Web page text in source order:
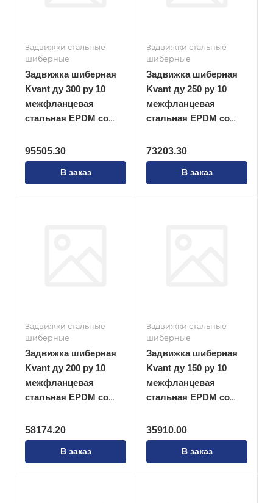
Задвижки стальные
шиберные
Задвижка шиберная
Kvant ду 300 ру 10
межфланцевая
стальная EPDM со
95505.30
В заказ
Задвижки стальные
шиберные
Задвижка шиберная
Kvant ду 250 ру 10
межфланцевая
стальная EPDM со
73203.30
В заказ
Задвижки стальные
шиберные
Задвижка шиберная
Kvant ду 200 ру 10
межфланцевая
стальная EPDM со
58174.20
В заказ
Задвижки стальные
шиберные
Задвижка шиберная
Kvant ду 150 ру 10
межфланцевая
стальная EPDM со
35910.00
В заказ